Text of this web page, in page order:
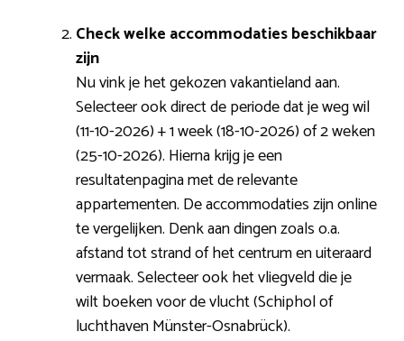
Check welke accommodaties beschikbaar
zijn
Nu vink je het gekozen vakantieland aan.
Selecteer ook direct de periode dat je weg wil
(11-10-2026) + 1 week (18-10-2026) of 2 weken
(25-10-2026). Hierna krijg je een
resultatenpagina met de relevante
appartementen. De accommodaties zijn online
te vergelijken. Denk aan dingen zoals o.a.
afstand tot strand of het centrum en uiteraard
vermaak. Selecteer ook het vliegveld die je
wilt boeken voor de vlucht (Schiphol of
luchthaven Münster-Osnabrück).